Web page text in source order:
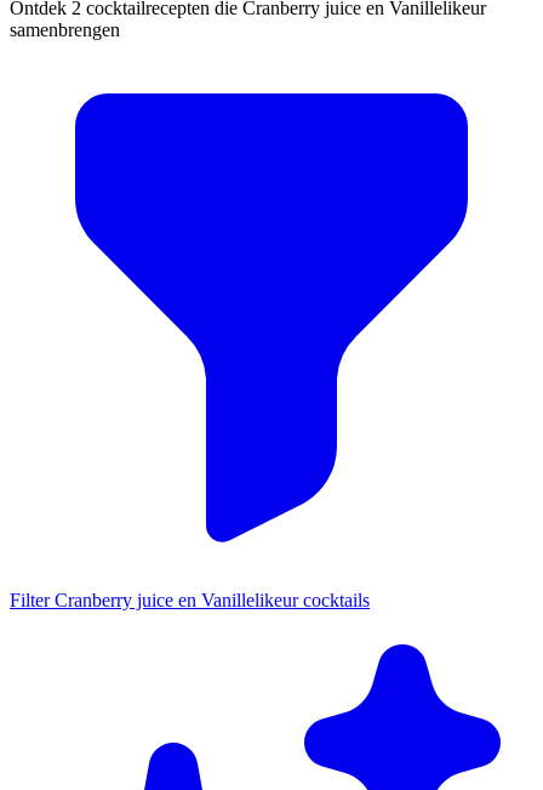
Ontdek 2 cocktailrecepten die Cranberry juice en Vanillelikeur
samenbrengen
Filter Cranberry juice en Vanillelikeur cocktails